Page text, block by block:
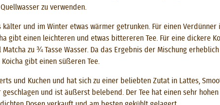
zu verwenden.
und im Winter etwas wärmer getrunken. Für einen Verdünner
gibt einen leichteren und etwas bittereren Tee. Für eine dickere
Matcha zu ¾ Tasse Wasser. Da das Ergebnis der Mischung
gibt einen süßeren Tee.
und Kuchen und hat sich zu einer beliebten Zutat in Lattes,
und ist äußerst belebend. Der Tee hat einen sehr